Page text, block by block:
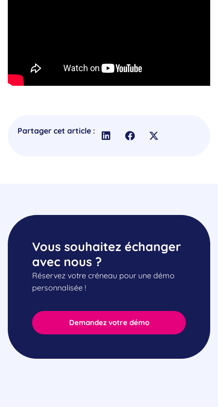
Partager cet article :
Demandez votre démo
Vous souhaitez échanger
avec nous ?
Réservez votre créneau pour une démo
personnalisée !